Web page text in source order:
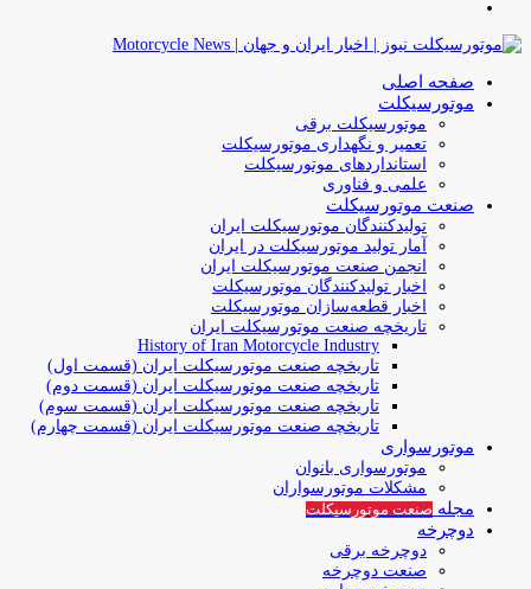
صفحه اصلی
موتورسیکلت
موتورسیکلت برقی
تعمیر و نگهداری موتورسیکلت
استانداردهای موتورسیکلت
علمی و فناوری
صنعت موتورسیکلت
تولیدکنندگان موتورسیکلت ایران
آمار تولید موتورسیکلت در ایران
انجمن صنعت موتورسیکلت ایران
اخبار تولیدکنندگان موتورسیکلت
اخبار قطعه‌سازان موتورسیکلت
تاریخچه صنعت موتورسیکلت ایران
History of Iran Motorcycle Industry
تاریخچه صنعت موتورسیکلت ایران (قسمت اول)
تاریخچه صنعت موتورسیکلت ایران (قسمت دوم)
تاریخچه صنعت موتورسیکلت ایران (قسمت سوم)
تاریخچه صنعت موتورسیکلت ایران (قسمت چهارم)
موتورسواری
موتورسواری بانوان
مشکلات موتورسواران
مجله صنعت موتورسیکلت
دوچرخه
دوچرخه برقی
صنعت دوچرخه